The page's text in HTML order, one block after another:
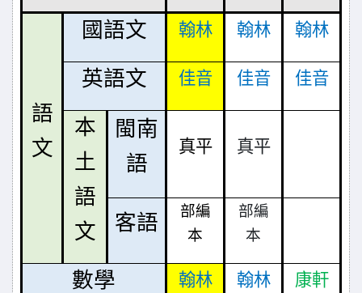
語
文
國語文 翰林 翰林 翰林
英語文 佳音 佳音 佳音
本
土
語
文
閩南
語
真平 真平
客語
部編
本
部編
本
數學 翰林 翰林 康軒